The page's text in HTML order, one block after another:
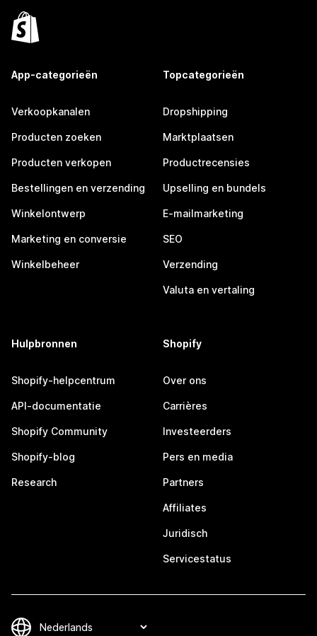
App-categorieën
Verkoopkanalen
Producten zoeken
Producten verkopen
Bestellingen en verzending
Winkelontwerp
Marketing en conversie
Winkelbeheer
Topcategorieën
Dropshipping
Marktplaatsen
Productrecensies
Upselling en bundels
E-mailmarketing
SEO
Verzending
Valuta en vertaling
Hulpbronnen
Shopify-helpcentrum
API-documentatie
Shopify Community
Shopify-blog
Research
Shopify
Over ons
Carrières
Investeerders
Pers en media
Partners
Affiliates
Juridisch
Servicestatus